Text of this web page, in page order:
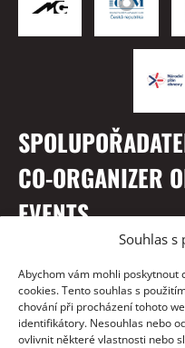
Souhlas s
Abychom vám mohli poskytnout
cookies. Tento souhlas s
chování při procházení tohoto
identifikátory. Nesouhlas nebo
ovlivnit některé vlastnosti nebo
CO-ORGANIZER
EVENTS